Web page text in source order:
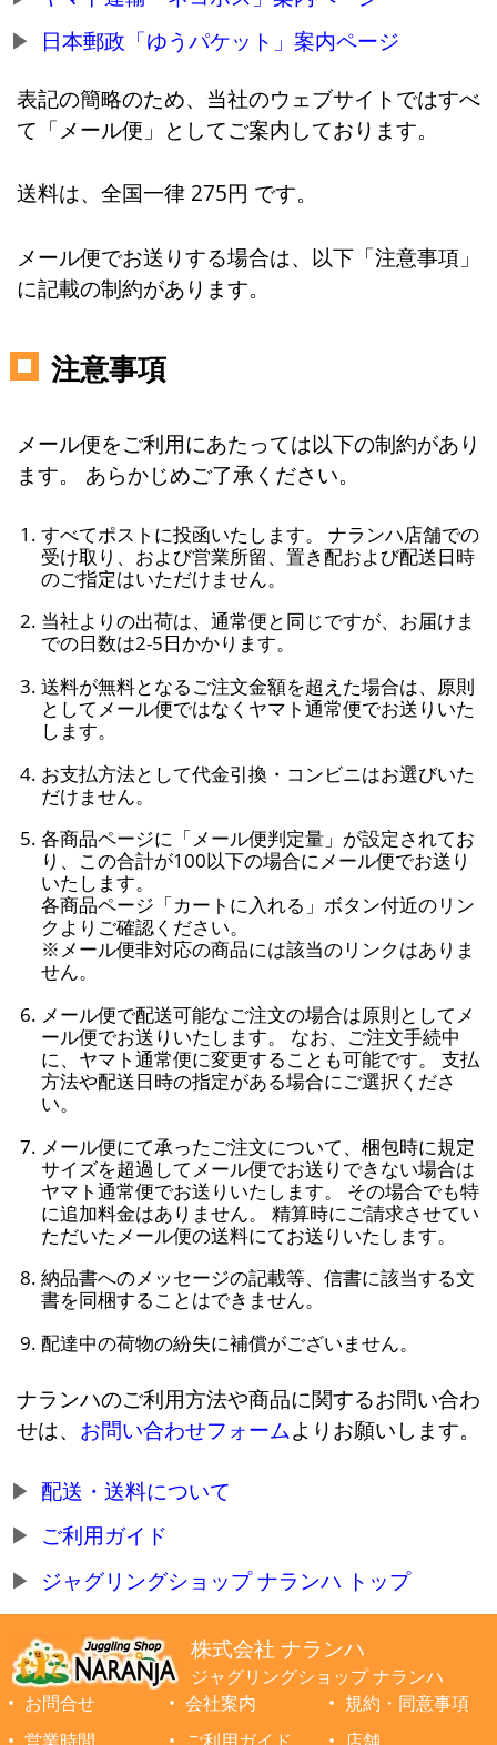
日本郵政「ゆうパケット」案内ページ
表記の簡略のため、当社のウェブサイトではすべ
て「メール便」としてご案内しております。
送料は、全国一律 275円 です。
メール便でお送りする場合は、以下「注意事項」
に記載の制約があります。
注意事項
メール便をご利用にあたっては以下の制約があり
ます。 あらかじめご了承ください。
すべてポストに投函いたします。 ナランハ店舗での
受け取り、および営業所留、置き配および配送日時
のご指定はいただけません。
当社よりの出荷は、通常便と同じですが、お届けま
での日数は2-5日かかります。
送料が無料となるご注文金額を超えた場合は、原則
としてメール便ではなくヤマト通常便でお送りいた
します。
お支払方法として代金引換・コンビニはお選びいた
だけません。
各商品ページに「メール便判定量」が設定されてお
り、この合計が100以下の場合にメール便でお送り
いたします。
各商品ページ「カートに入れる」ボタン付近のリン
クよりご確認ください。
※メール便非対応の商品には該当のリンクはありま
せん。
メール便で配送可能なご注文の場合は原則としてメ
ール便でお送りいたします。 なお、ご注文手続中
に、ヤマト通常便に変更することも可能です。 支払
方法や配送日時の指定がある場合にご選択くださ
い。
メール便にて承ったご注文について、梱包時に規定
サイズを超過してメール便でお送りできない場合は
ヤマト通常便でお送りいたします。 その場合でも特
に追加料金はありません。 精算時にご請求させてい
ただいたメール便の送料にてお送りいたします。
納品書へのメッセージの記載等、信書に該当する文
書を同梱することはできません。
配達中の荷物の紛失に補償がございません。
ナランハのご利用方法や商品に関するお問い合わ
せは、 お問い合わせフォームよりお願いします。
配送・送料について
ご利用ガイド
ジャグリングショップ ナランハ トップ
株式会社 ナランハ
ジャグリングショップ ナランハ
お問合せ
会社案内
規約・同意事項